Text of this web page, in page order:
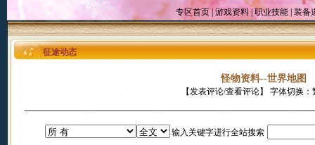
专区首页 游戏资料 |职业技能 装备
征途动态
怪物资料--世界地图
【发表评论/查看评论】 字体切换：
输入关键字进行全站搜索